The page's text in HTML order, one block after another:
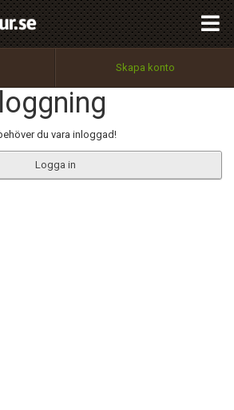
Skapa konto
du vara inloggad!
Logga in
Utför
100%
OK
Tillbaka till förstasidan